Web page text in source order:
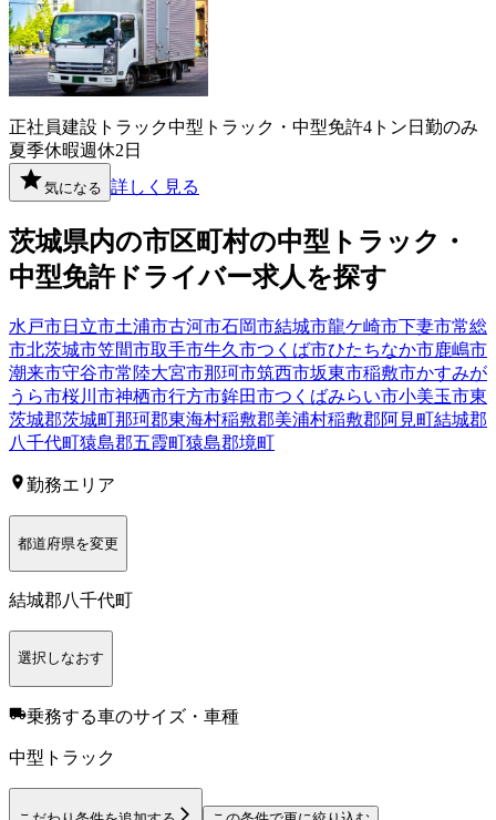
正社員建設 トラック中型トラック・中型免許4トン 日勤のみ
夏季休暇週休2日
気になる 詳しく見る
茨城県内の市区町村の中型トラック・
中型免許ドライバー求人を探す
水戸市日立市土浦市古河市石岡市結城市龍ケ崎市 下妻市常総
市北茨城市笠間市取手市牛久市つくば市ひたちなか市鹿嶋市
潮来市守谷市常陸大宮市那珂市筑西市坂東市稲敷市かすみが
うら市桜川市神栖市行方市鉾田市つくばみらい市小美玉市東
茨城郡茨城町 那珂郡東海村稲敷郡美浦村稲敷郡阿見町 結城郡
八千代町 猿島郡五霞町 猿島郡境町
勤務エリア
都道府県を変更
結城郡八千代町
選択しなおす
乗務する車のサイズ・車種
中型トラック